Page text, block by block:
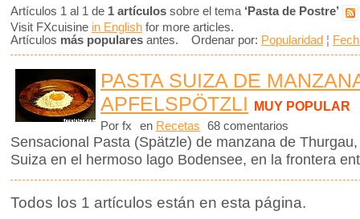
Artículos 1 al 1 de 1 artículos sobre el tema ‘Pasta de Postre’
Visit FXcuisine in English for more articles.
Artículos más populares antes. Ordenar por: Popularidad ¦
PASTA SUIZA DE
APFELSPÖTZLI MUY POPULAR
Por fx en Recetas 68 comentarios
Sensacional Pasta (Spätzle) de manzana de
Suiza en el hermoso lago Bodensee, en la frontera
Todos los 1 artículos están en esta página.